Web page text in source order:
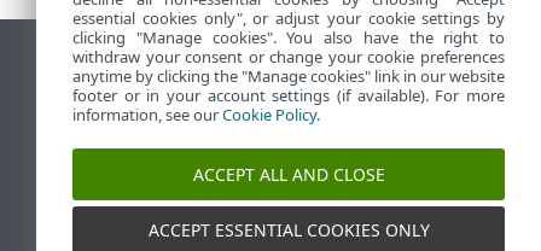
Afficher le site pour ordinateur de bureau
End of Life
Base de connaissances ESET
Forum ESET
ESET Status Portal
Assistance régionale
essential cookies only", or adjust your cookie settings by
clicking "Manage cookies". You also have the right to
withdraw your consent or change your cookie preferences
anytime by clicking the "Manage cookies" link in our website
footer or in your account settings (if available). For more
information, see ourCookie Policy.
ACCEPT ALL AND CLOSE
ACCEPT ESSENTIAL COOKIES ONLY